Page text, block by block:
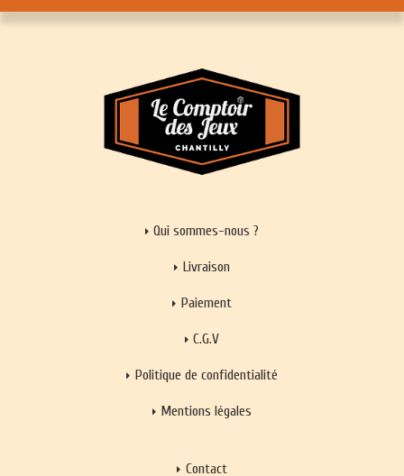
Qui sommes-nous ?
Livraison
Paiement
C.G.V
Politique de confidentialité
Mentions légales
Contact